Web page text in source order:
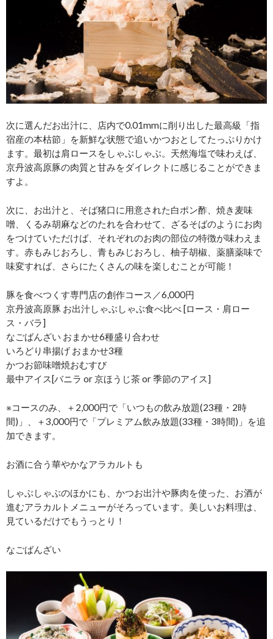
次に選んだお出汁に、店内で0.01mmに削り出した最高級「指
宿産の本枯節」を新鮮な状態で追いかつおとしてたっぷりかけ
ます。最初は肩ロースをしゃぶしゃぶ。天然海塩で味わえば、
京丹波高原豚の肉質と甘みをダイレクトに感じることができま
すよ。
次に、お出汁と、そば猪口に用意された白ポン酢、焼き麦味
噌、くるみ胡麻などのたれを合わせて、ざるそばのようにお肉
をつけていただけば、それぞれのお肉の部位の特徴が味わえま
す。赤もみじおろし、青もみじおろし、柚子胡椒、薬膳薬味で
味変すれば、さらにたくさんの味を楽しむことが可能！
豚を食べつくす専門店の創作コース／6,000円
京丹波高原豚 お出汁しゃぶしゃぶ食べ比べ [ロース・肩ロー
ス・バラ]
なごばんざい おまかせ6種盛り合わせ
いろどり串揚げ おまかせ3種
かつお節味噌焼おむすび
最中アイス[バニラ or 京ほうじ茶 or 季節のアイス]
※コースのみ、＋2,000円で「いつもの飲み放題(23種・2時
間)」、＋3,000円で「プレミアム飲み放題(33種・3時間)」を追
加できます。
お酒に合う華やかなアラカルトも
しゃぶしゃぶのほかにも、かつお出汁や豚肉を使った、お酒が
進むアラカルトメニューがそろっています。美しいお料理は、
見ているだけでもうっとり！
なごばんざい